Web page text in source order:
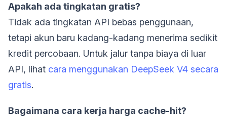
Apakah ada tingkatan gratis?
Tidak ada tingkatan API bebas penggunaan,
tetapi akun baru kadang-kadang menerima sedikit
kredit percobaan. Untuk jalur tanpa biaya di luar
API, lihat cara menggunakan DeepSeek V4 secara
gratis.
Bagaimana cara kerja harga cache-hit?